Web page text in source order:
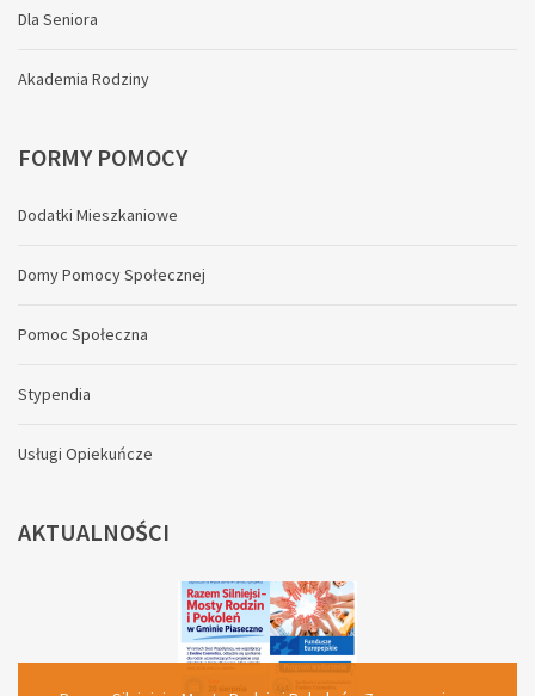
Dla Seniora
Akademia Rodziny
FORMY POMOCY
Dodatki Mieszkaniowe
Domy Pomocy Społecznej
Pomoc Społeczna
Stypendia
Usługi Opiekuńcze
AKTUALNOŚCI